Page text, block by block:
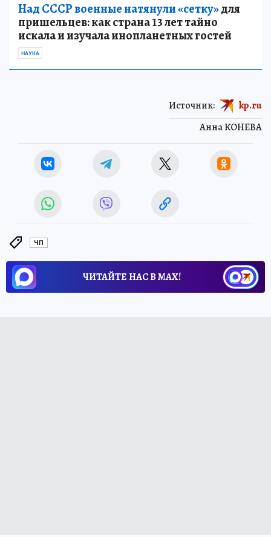
Над СССР военные натянули «сетку»для
пришельцев: как страна 13 лет тайно
искала и изучала инопланетных гостей
НАУКА
Анна КОНЕВА
Источник: kp.ru
ЧП
ЧИТАЙТЕ НАС В МАХ!